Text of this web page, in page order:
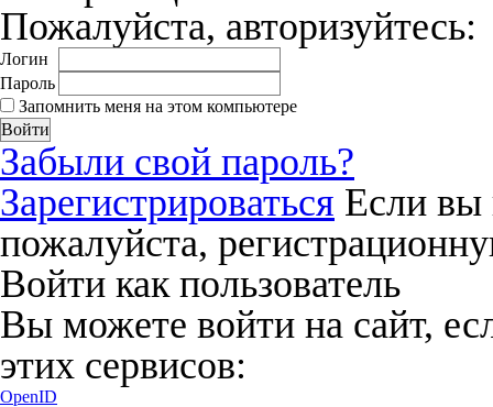
Пожалуйста, авторизуйтесь:
Логин
Пароль
Запомнить меня на этом компьютере
Забыли свой пароль?
Зарегистрироваться Если вы
пожалуйста,
Войти как пользователь
Вы можете войти на сайт,
этих сервисов:
OpenID